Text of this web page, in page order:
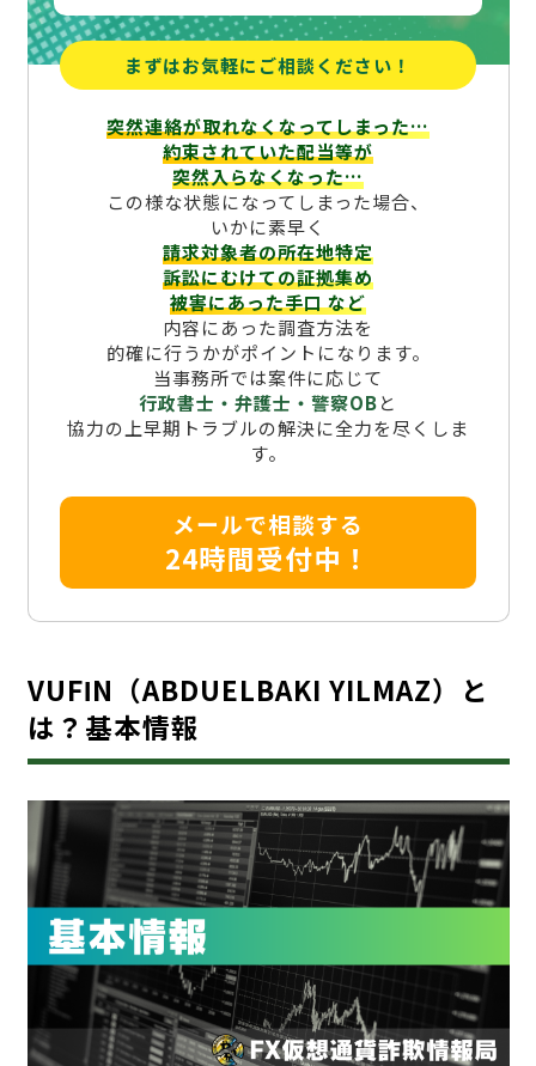
まずはお気軽にご相談ください！
突然連絡が取れなくなってしまった…
約束されていた配当等が
突然入らなくなった…
この様な状態になってしまった場合、
いかに素早く
請求対象者の所在地特定
訴訟にむけての証拠集め
被害にあった手口など
内容にあった調査方法を
的確に行うかがポイントになります。
当事務所では案件に応じて
行政書士・弁護士・警察OBと
協力の上早期トラブルの解決に全力を尽くしま
す。
メールで相談する
24時間受付中！
VUFΙN（ABDUELBAKI YILMAZ）と
は？基本情報